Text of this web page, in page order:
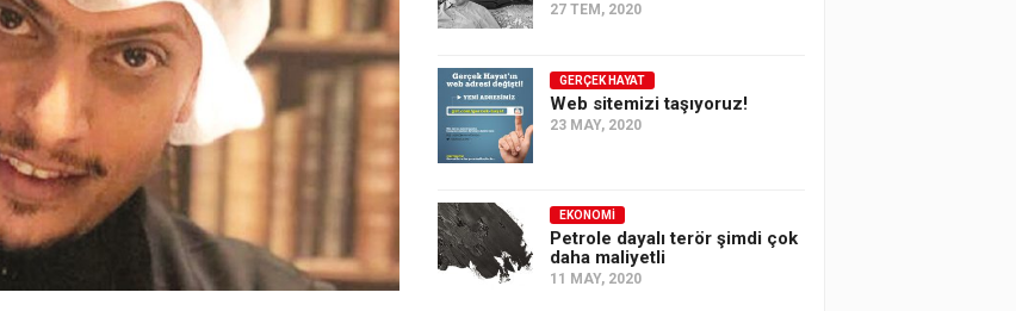
27 TEM, 2020
GERÇEK HAYAT
Web sitemizi taşıyoruz!
23 MAY, 2020
EKONOMI
Petrole dayalı terör şimdi çok
daha maliyetli
11 MAY, 2020